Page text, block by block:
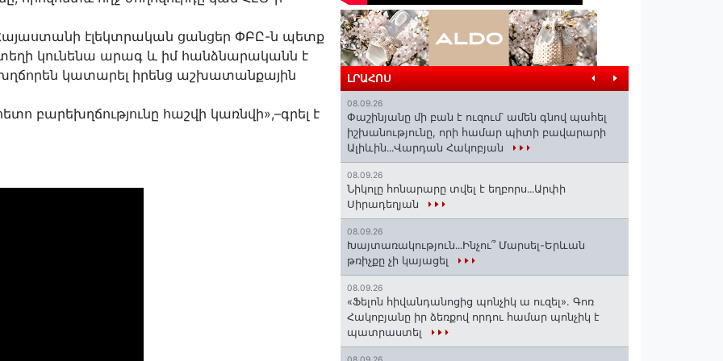
էլեկտրական ցանցեր ՓԲԸ-ն պետք
կունենա արագ և իմ հանձնարականն է
կատարել իրենց աշխատանքային
բարեխղճությունը հաշվի կառնվի»,–գրել է
ԼՐԱՀՈՍ
08.09.26
Փաշինյանը մի բան է ուզում՝ ամեն գնով պահել
իշխանությունը, որի համար պիտի բավարարի
Ալիևին․․․Վարդան Հակոբյան
08.09.26
Նիկոլը հոնարարը տվել է եղբորս․․․Արփի
Սիրադեղյան
08.09.26
Խայտառակություն․․․Ինչու՞ Մարսել-Երևան
թռիչքը չի կայացել
08.09.26
«Ֆելոն հիվանդանոցից պոնչիկ ա ուզել». Գոռ
Հակոբյանը իր ձեռքով որդու համար պոնչիկ է
պատրաստել